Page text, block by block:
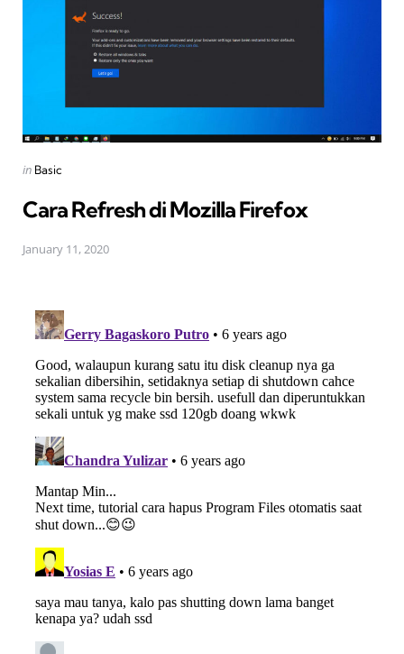
Posted
in Basic
Cara Refresh di Mozilla Firefox
January 11, 2020